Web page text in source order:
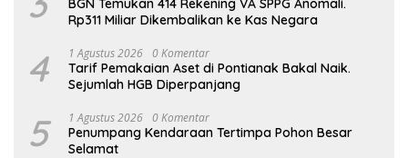
BGN Temukan 414 Rekening VA SPPG Anomali.
Rp311 Miliar Dikembalikan ke Kas Negara
4 1 Agustus 2026 0 Komentar
Tarif Pemakaian Aset di Pontianak Bakal Naik.
Sejumlah HGB Diperpanjang
5 1 Agustus 2026 0 Komentar
Penumpang Kendaraan Tertimpa Pohon Besar
Selamat